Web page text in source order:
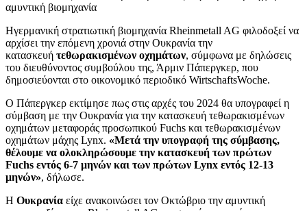
αμυντική βιομηχανία
Ηγερμανική στρατιωτική βιομηχανία Rheinmetall AG φιλοδοξεί να
αρχίσει την επόμενη χρονιά στην Ουκρανία την
κατασκευή τεθωρακισμένων οχημάτων, σύμφωνα με δηλώσεις
του διευθύνοντος συμβούλου της, Άρμιν Πάπεργκερ, που
δημοσιεύονται στο οικονομικό περιοδικό WirtschaftsWoche.
Ο Πάπεργκερ εκτίμησε πως στις αρχές του 2024 θα υπογραφεί η
σύμβαση με την Ουκρανία για την κατασκευή τεθωρακισμένων
οχημάτων μεταφοράς προσωπικού Fuchs και τεθωρακισμένων
οχημάτων μάχης Lynx. «Μετά την υπογραφή της σύμβασης,
θέλουμε να ολοκληρώσουμε την κατασκευή των πρώτων
Fuchs εντός 6-7 μηνών και των πρώτων Lynx εντός 12-13
μηνών», δήλωσε.
Η Ουκρανία είχε ανακοινώσει τον Οκτώβριο την αμυντική